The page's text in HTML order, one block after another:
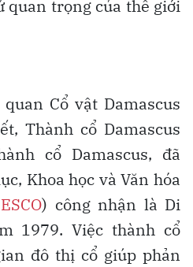
quan trọng của thế giới
Cổ vật Damascus
Thành cổ Damascus
cổ Damascus, đã
Khoa học và Văn hóa
) công nhận là Di
1979. Việc thành cổ
đô thị cổ giúp phản